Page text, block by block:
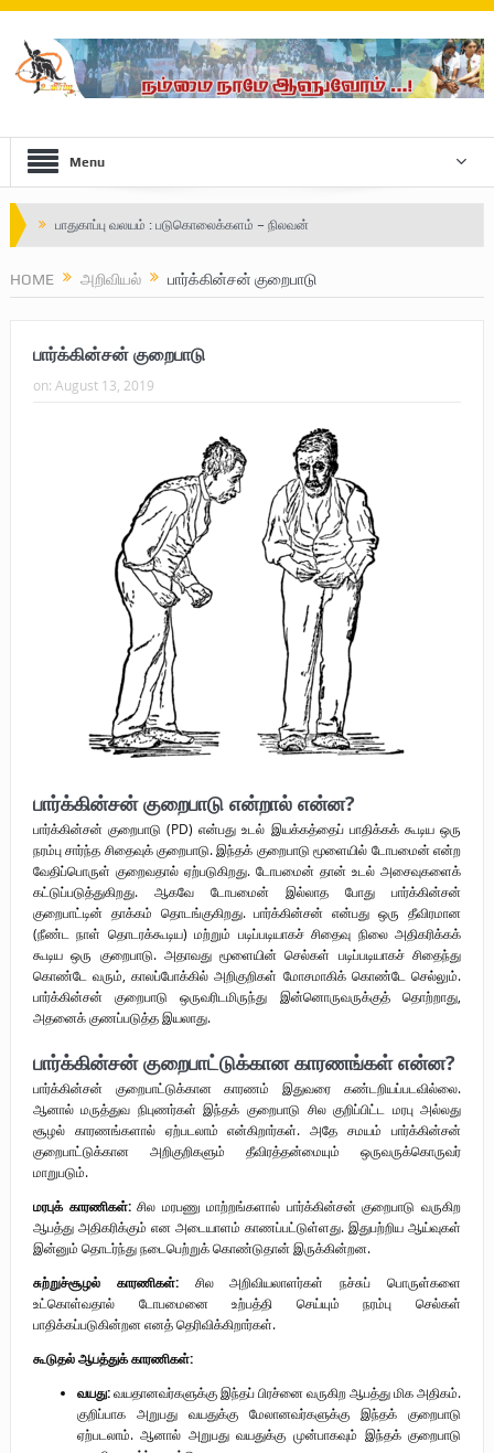
Menu
விடுதலைப் பெருமூச்சு : பிரிகேடியர் தீபன்
முள்ளிவாய்க்கால்: செங்குருதி படிந்த வரலாற்றுச் சுவடு
முள்ளிவாய்க்கால்: துரோகத்தின் சாட்சியம்
புலிகளின் குரல் பொறுப்பாளர் திரு. தமிழன்பன் (ஜவான்) அவர்களின் புகழ்
வணக்க நிகழ்வும் ‘விடுதலைச் சிற்பி’ நூல் மற்றும் ‘ஜவான் – திடம் குன்றா
தீக்குரல்’ இசைப்பேழை வெளியீடும்.
உரிமைப் போராட்டம் _
நாடாளுமன்ற உறுப்பினர் இராமநாதன் அர்ச்சுனா அவர்களுக்கு நிலவனின்
Safe Zone: Killing Fields – Nilavan
பாதுகாப்பு வலயம் : படுகொலைக்களம் – நிலவன்
HOME அறிவியல் பார்க்கின்சன் குறைபாடு
பார்க்கின்சன் குறைபாடு
on: August 13, 2019
பார்க்கின்சன் குறைபாடு என்றால் என்ன?
பார்க்கின்சன் குறைபாடு (PD) என்பது உடல் இயக்கத்தைப் பாதிக்கக் கூடிய ஒரு
நரம்பு சார்ந்த சிதைவுக் குறைபாடு. இந்தக் குறைபாடு மூளையில் டோபமைன் என்ற
வேதிப்பொருள் குறைவதால் ஏற்படுகிறது. டோபமைன் தான் உடல் அசைவுகளைக்
கட்டுப்படுத்துகிறது. ஆகவே டோபமைன் இல்லாத போது பார்க்கின்சன்
குறைபாட்டின் தாக்கம் தொடங்குகிறது. பார்க்கின்சன் என்பது ஒரு தீவிரமான
(நீண்ட நாள் தொடரக்கூடிய) மற்றும் படிப்படியாகச் சிதைவு நிலை அதிகரிக்கக்
கூடிய ஒரு குறைபாடு. அதாவது மூளையின் செல்கள் படிப்படியாகச் சிதைந்து
கொண்டே வரும், காலப்போக்கில் அறிகுறிகள் மோசமாகிக் கொண்டே செல்லும்.
பார்க்கின்சன் குறைபாடு ஒருவரிடமிருந்து இன்னொருவருக்குத் தொற்றாது,
அதனைக் குணப்படுத்த இயலாது.
பார்க்கின்சன் குறைபாட்டுக்கான காரணங்கள் என்ன?
பார்க்கின்சன் குறைபாட்டுக்கான காரணம் இதுவரை கண்டறியப்படவில்லை.
ஆனால் மருத்துவ நிபுணர்கள் இந்தக் குறைபாடு சில குறிப்பிட்ட மரபு அல்லது
சூழல் காரணங்களால் ஏற்படலாம் என்கிறார்கள். அதே சமயம் பார்க்கின்சன்
குறைபாட்டுக்கான அறிகுறிகளும் தீவிரத்தன்மையும் ஒருவருக்கொருவர்
மாறுபடும்.
மரபுக் காரணிகள்:சில மரபணு மாற்றங்களால் பார்க்கின்சன் குறைபாடு வருகிற
ஆபத்து அதிகரிக்கும் என அடையாளம் காணப்பட்டுள்ளது. இதுபற்றிய ஆய்வுகள்
இன்னும் தொடர்ந்து நடைபெற்றுக் கொண்டுதான் இருக்கின்றன.
சுற்றுச்சூழல் காரணிகள்:சில அறிவியலாளர்கள் நச்சுப் பொருள்களை
உட்கொள்வதால் டோபமைனை உற்பத்தி செய்யும் நரம்பு செல்கள்
பாதிக்கப்படுகின்றன எனத் தெரிவிக்கிறார்கள்.
கூடுதல் ஆபத்துக் காரணிகள்:
வயது:வயதானவர்களுக்கு இந்தப் பிரச்னை வருகிற ஆபத்து மிக அதிகம்.
குறிப்பாக அறுபது வயதுக்கு மேலானவர்களுக்கு இந்தக் குறைபாடு
ஏற்படலாம். ஆனால் அறுபது வயதுக்கு முன்பாகவும் இந்தக் குறைபாடு